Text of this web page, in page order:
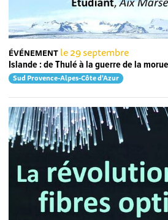
ÉVÉNEMENT le 29 septembre
Islande : de Thulé à la guerre de la morue
Sud Provence-Alpes-Côte d'Azur